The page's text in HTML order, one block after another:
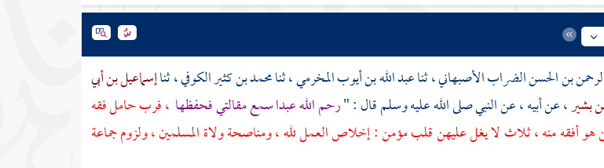
بن الحسن الضراب الأصبهاني، ثناعبد الله بن أيوب المخرمي، ثنامحمد بن كثير الكوفي، ثناإسماعيل بن أبي
بشير، عن أبيه ، عن النبي صلى الله عليه وسلم قال : "رحم الله عبدا سمع مقالتي فحفظها ، فرب حامل فقه
أفقه منه ، ثلاث لا يغل عليهن قلب مؤمن : إخلاص العمل لله ، ومناصحة ولاة المسلمين ، ولزوم جماعة